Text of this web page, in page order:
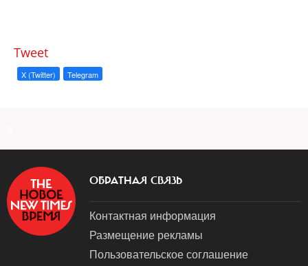
Tweet
X (Twitter) Telegram
ОБРАТНАЯ СВЯЗЬ
Контактная информация
Размещение рекламы
Пользовательское соглашение